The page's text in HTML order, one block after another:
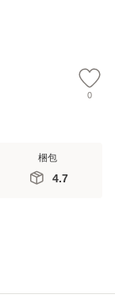
0
梱包
4.7